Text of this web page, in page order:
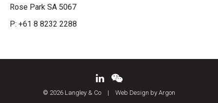
Rose Park SA 5067
P: +61 8 8232 2288
© 2026 Langley & Co | Web Design by Argon